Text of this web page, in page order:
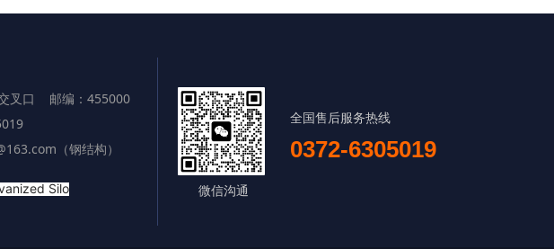
全国售后服务热线
0372-6305019
叉口 邮编：455000
（钢结构）
微信沟通
Silo